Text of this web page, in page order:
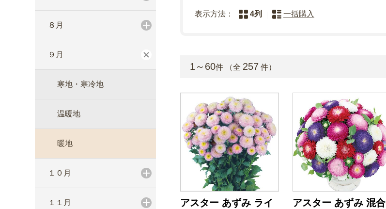
８月
９月
寒地・寒冷地
温暖地
暖地
１０月
１１月
表示方法： 4列 一括購入
1～60件 （全 257 件）
アスター あずみ ライ
アスター あずみ 混合